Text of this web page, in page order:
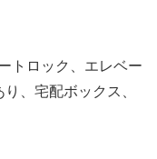
トロック、エレベー
、宅配ボックス、